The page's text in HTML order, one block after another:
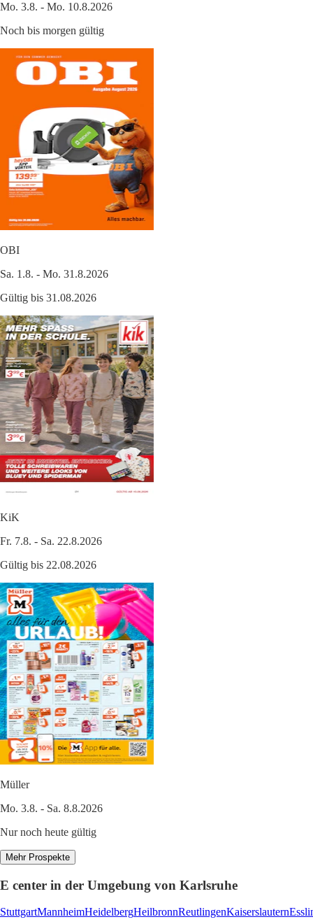
Mo. 3.8. - Mo. 10.8.2026
Noch bis morgen gültig
OBI
Sa. 1.8. - Mo. 31.8.2026
Gültig bis 31.08.2026
KiK
Fr. 7.8. - Sa. 22.8.2026
Gültig bis 22.08.2026
Müller
Mo. 3.8. - Sa. 8.8.2026
Nur noch heute gültig
Mehr Prospekte
E center in der Umgebung von Karlsruhe
StuttgartMannheimHeidelbergHeilbronnReutlingenKaiserslautern